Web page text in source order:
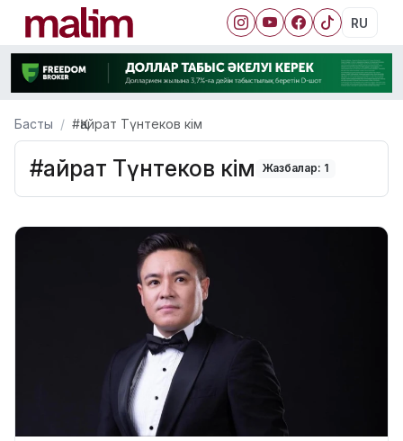
RU
Басты #Қайрат Түнтеков кім
#Қайрат Түнтеков кім Жазбалар: 1